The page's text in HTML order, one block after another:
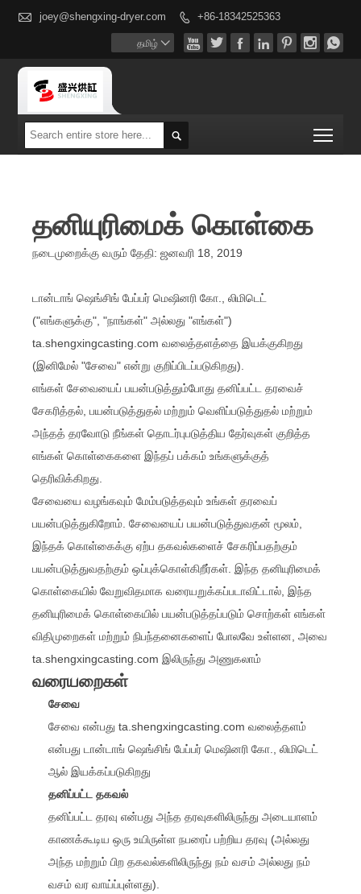
 joey@shengxing-dryer.com  +86-18342525363
      
தமிழ் 

தனியுரிமைக் கொள்கை
நடைமுறைக்கு வரும் தேதி: ஜனவரி 18, 2019
டான்டாங் ஷெங்சிங் பேப்பர் மெஷினரி கோ., லிமிடெட்
("எங்களுக்கு", "நாங்கள்" அல்லது "எங்கள்")
ta.shengxingcasting.com வலைத்தளத்தை இயக்குகிறது
(இனிமேல் "சேவை" என்று குறிப்பிடப்படுகிறது).
எங்கள் சேவையைப் பயன்படுத்தும்போது தனிப்பட்ட தரவைச்
சேகரித்தல், பயன்படுத்துதல் மற்றும் வெளிப்படுத்துதல் மற்றும்
அந்தத் தரவோடு நீங்கள் தொடர்புபடுத்திய தேர்வுகள் குறித்த
எங்கள் கொள்கைகளை இந்தப் பக்கம் உங்களுக்குத்
தெரிவிக்கிறது.
சேவையை வழங்கவும் மேம்படுத்தவும் உங்கள் தரவைப்
பயன்படுத்துகிறோம். சேவையைப் பயன்படுத்துவதன் மூலம்,
இந்தக் கொள்கைக்கு ஏற்ப தகவல்களைச் சேகரிப்பதற்கும்
பயன்படுத்துவதற்கும் ஒப்புக்கொள்கிறீர்கள். இந்த தனியுரிமைக்
கொள்கையில் வேறுவிதமாக வரையறுக்கப்படாவிட்டால், இந்த
தனியுரிமைக் கொள்கையில் பயன்படுத்தப்படும் சொற்கள் எங்கள்
விதிமுறைகள் மற்றும் நிபந்தனைகளைப் போலவே உள்ளன, அவை
ta.shengxingcasting.com இலிருந்து அணுகலாம்
வரையறைகள்
சேவை
சேவை என்பது ta.shengxingcasting.com வலைத்தளம்
என்பது டான்டாங் ஷெங்சிங் பேப்பர் மெஷினரி கோ., லிமிடெட்
ஆல் இயக்கப்படுகிறது
தனிப்பட்ட தகவல்
தனிப்பட்ட தரவு என்பது அந்த தரவுகளிலிருந்து அடையாளம்
காணக்கூடிய ஒரு உயிருள்ள நபரைப் பற்றிய தரவு (அல்லது
அந்த மற்றும் பிற தகவல்களிலிருந்து நம் வசம் அல்லது நம்
வசம் வர வாய்ப்புள்ளது).